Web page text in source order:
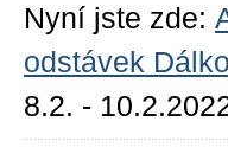
Nyní jste zde:
odstávek
8.2. -